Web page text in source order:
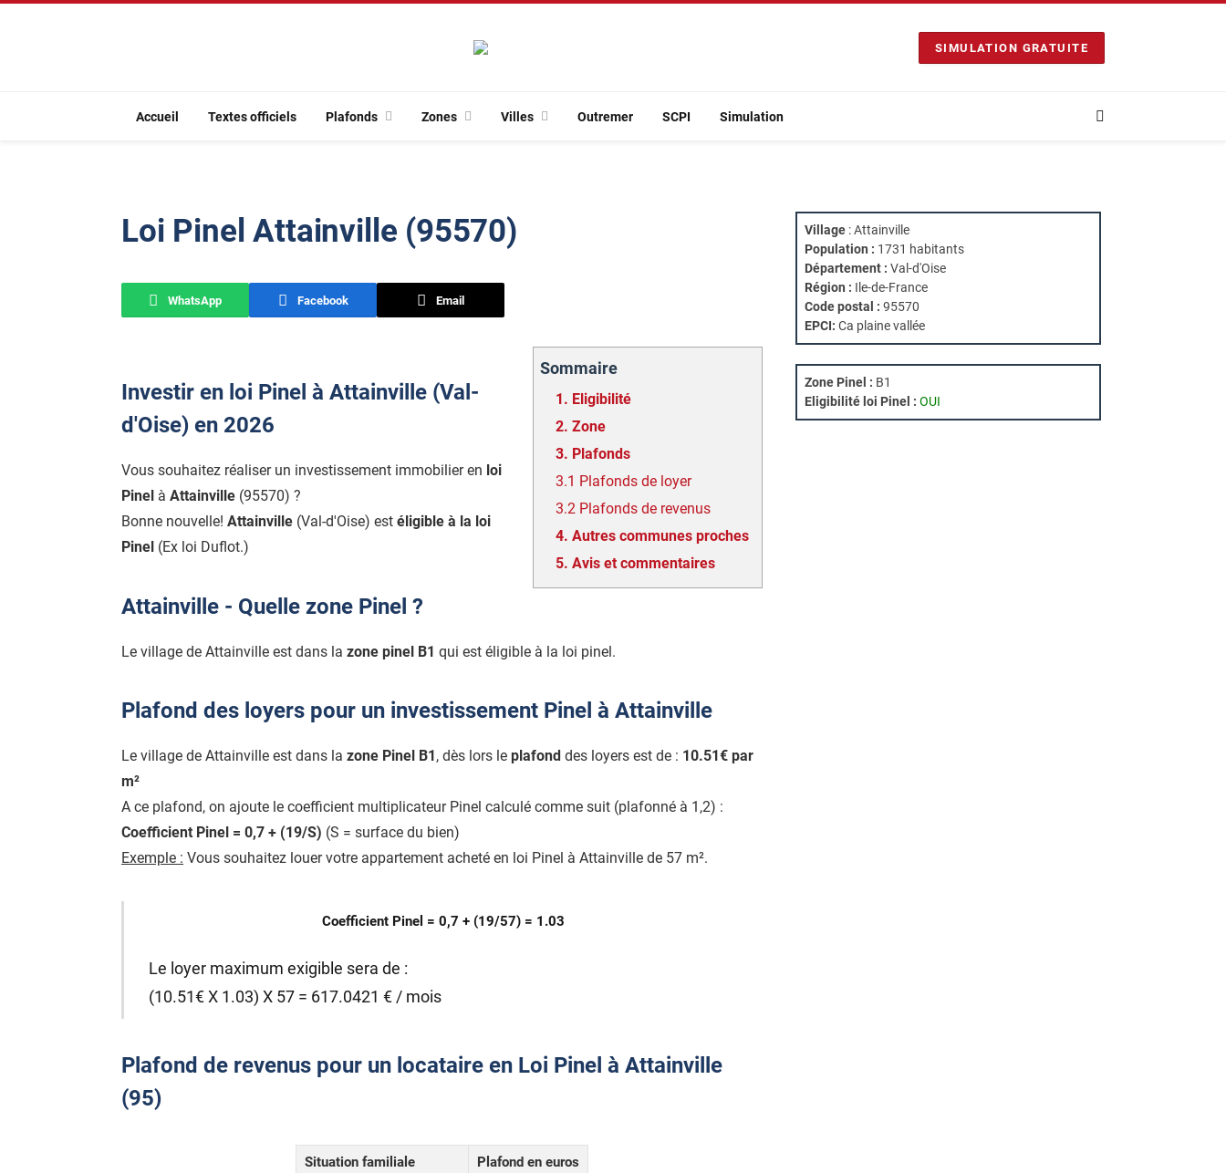
SIMULATION GRATUITE
Accueil Textes officiels Plafonds Zones Villes Outremer SCPI Simulation
Loi Pinel Attainville (95570)
WhatsApp Facebook Email
Sommaire
1. Eligibilité
2. Zone
3. Plafonds
3.1 Plafonds de loyer
3.2 Plafonds de revenus
4. Autres communes proches
5. Avis et commentaires
Investir en loi Pinel à Attainville (Val-
d'Oise) en 2026
Vous souhaitez réaliser un investissement immobilier en loi
Pinel à Attainville (95570) ?
Bonne nouvelle! Attainville (Val-d'Oise) est éligible à la loi
Pinel (Ex loi Duflot.)
Attainville - Quelle zone Pinel ?
Le village de Attainville est dans la zone pinel B1 qui est éligible à la loi pinel.
Plafond des loyers pour un investissement Pinel à Attainville
Le village de Attainville est dans la zone Pinel B1 , dès lors le plafond des loyers est de : 10.51€ par
m²
A ce plafond, on ajoute le coefficient multiplicateur Pinel calculé comme suit (plafonné à 1,2) :
Coefficient Pinel = 0,7 + (19/S) (S = surface du bien)
Exemple : Vous souhaitez louer votre appartement acheté en loi Pinel à Attainville de 57 m².
Coefficient Pinel = 0,7 + (19/57) = 1.03
Le loyer maximum exigible sera de :
(10.51€ X 1.03) X 57 = 617.0421 € / mois
Plafond de revenus pour un locataire en Loi Pinel à Attainville
(95)
Situation familiale Plafond en euros
Village : Attainville
Population : 1731 habitants
Département : Val-d'Oise
Région : Ile-de-France
Code postal : 95570
EPCI: Ca plaine vallée
Zone Pinel : B1
Eligibilité loi Pinel : OUI